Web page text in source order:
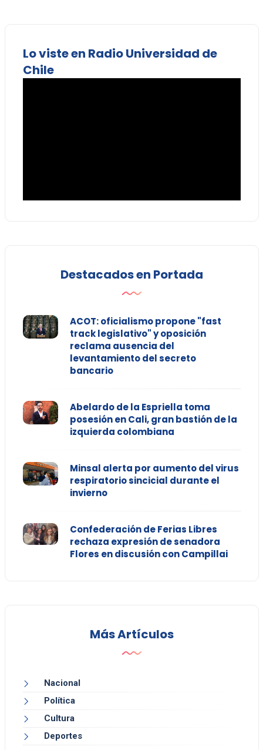
Lo viste en Radio Universidad de
Chile
Destacados en Portada
ACOT: oficialismo propone "fast
track legislativo" y oposición
reclama ausencia del
levantamiento del secreto
bancario
Abelardo de la Espriella toma
posesión en Cali, gran bastión de la
izquierda colombiana
Minsal alerta por aumento del virus
respiratorio sincicial durante el
invierno
Confederación de Ferias Libres
rechaza expresión de senadora
Flores en discusión con Campillai
Más Artículos
Nacional
Política
Cultura
Deportes